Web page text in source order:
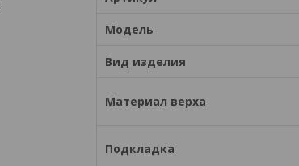
Модель
Вид изделия
Материал верха
Подкладка